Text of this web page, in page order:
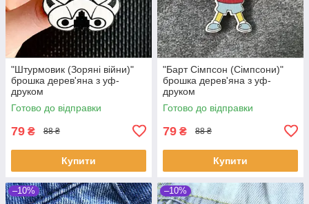
"Штурмовик (Зоряні війни)"
брошка дерев'яна з уф-
друком
Готово до відправки
79 ₴ 88 ₴
Купити
"Барт Сімпсон (Сімпсони)"
брошка дерев'яна з уф-
друком
Готово до відправки
79 ₴ 88 ₴
Купити
–10% –10%